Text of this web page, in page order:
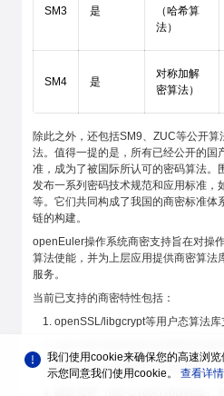
SM3 是
（哈希算
法）
SM4 是
对称加解
密算法）
除此之外，还包括SM9、ZUC等公开
法。值得一提的是，所有已经公开的国
准，成为了被国际所认可的密码算法。
发布一系列密码技术规范和应用标准，
等。它们共同构成了我国的商密标准体
链的构建。
openEuler操作系统商密支持旨在对操
算法使能，并为上层应用提供商密算法
服务。
当前已支持的商密特性包括：
openSSL/libgcrypt等用户态算法库
openSSL支持商密TLCP协议栈；
我们使用cookie来确保您的高速浏
示您同意我们使用cookie。 查看详情